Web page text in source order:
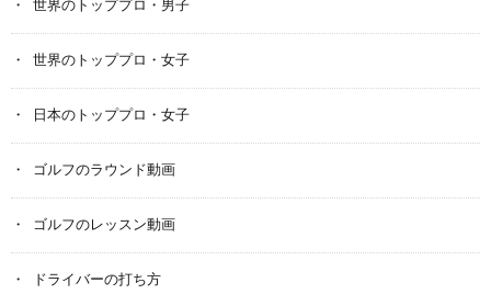
世界のトッププロ・男子
世界のトッププロ・女子
日本のトッププロ・女子
ゴルフのラウンド動画
ゴルフのレッスン動画
ドライバーの打ち方